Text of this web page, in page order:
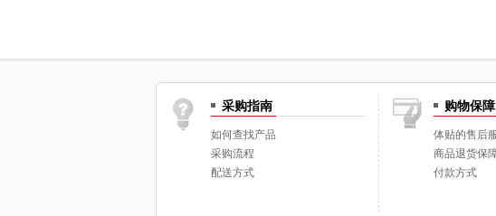
采购指南
如何查找产品
采购流程
配送方式
购物保障
体贴的售后
商品退货保
付款方式